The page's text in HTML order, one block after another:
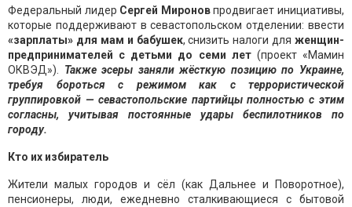
Федеральный лидер Сергей Мироновпродвигает инициативы,
которые поддерживают в севастопольском отделении: ввести
«зарплаты» для мам и бабушек, снизить налоги для женщин-
предпринимателей с детьми до семи лет(проект «Мамин
ОКВЭД»). Также эсеры заняли жёсткую позицию по Украине,
требуя бороться с режимом как с террористической
группировкой — севастопольские партийцы полностью с этим
согласны, учитывая постоянные удары беспилотников по
городу.
Кто их избиратель
Жители малых городов и сёл (как Дальнее и Поворотное),
пенсионеры, люди, ежедневно сталкивающиеся с бытовой